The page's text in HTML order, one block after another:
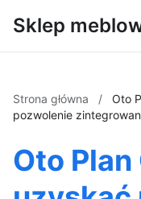
Sklep
Strona główna /
Oto
pozwolenie
Oto Plan